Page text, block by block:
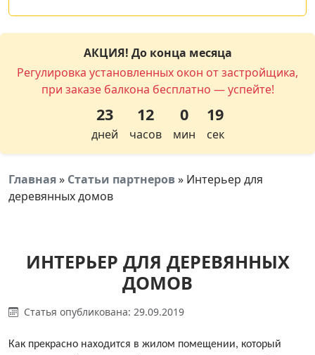
АКЦИЯ! До конца месяца
Регулировка установленных окон от застройщика,
при заказе балкона бесплатно — успейте!
23
дней
12
часов
0
мин
19
сек
Главная» Статьи партнеров» Интерьер для
деревянных домов
ИНТЕРЬЕР ДЛЯ ДЕРЕВЯННЫХ
ДОМОВ
Статья опубликована: 29.09.2019
Как прекрасно находится в жилом помещении, который